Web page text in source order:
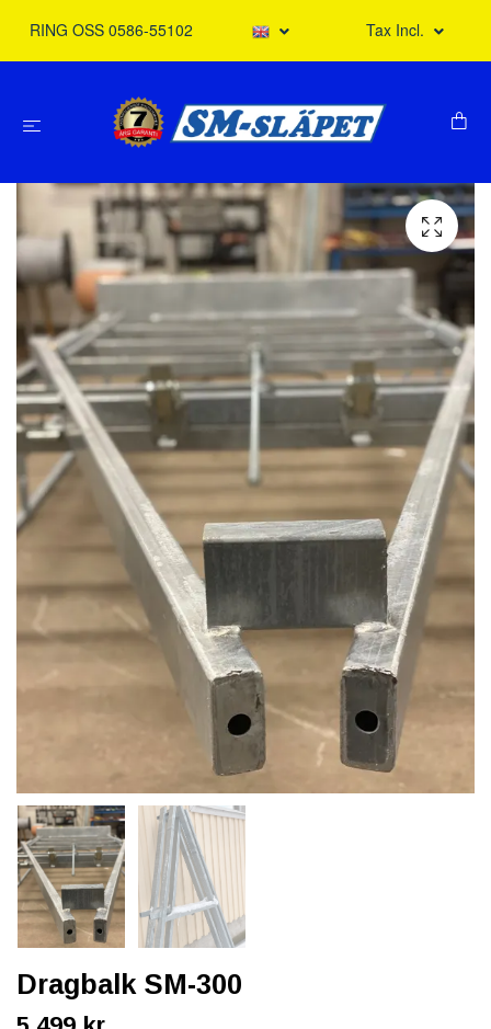
RING OSS 0586-55102 Tax Incl.
Dragbalk SM-300